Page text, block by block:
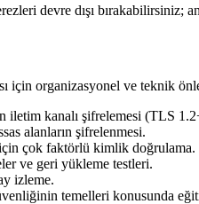
devre dışı
için organizasyonel ve teknik
iletim kanalı şifrelemesi (TLS
alanların şifrelenmesi.
çok faktörlü kimlik doğrulama.
ve geri yükleme testleri.
izleme.
temelleri konusunda